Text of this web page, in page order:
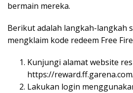
bermain mereka.
Berikut adalah langkah-langkah
mengklaim kode redeem Free
Kunjungi alamat website
https://
Lakukan login